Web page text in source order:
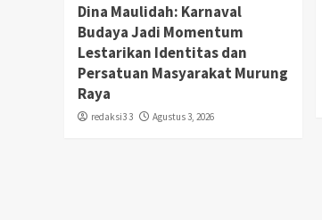
Dina Maulidah: Karnaval
Budaya Jadi Momentum
Lestarikan Identitas dan
Persatuan Masyarakat Murung
Raya
redaksi3 3 Agustus 3, 2026